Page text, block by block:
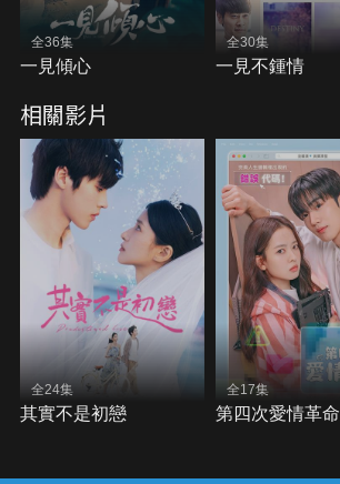
全36集
一見傾心
全30集
一見不鍾情
相關影片
全24集
其實不是初戀
全17集
第四次愛情革命